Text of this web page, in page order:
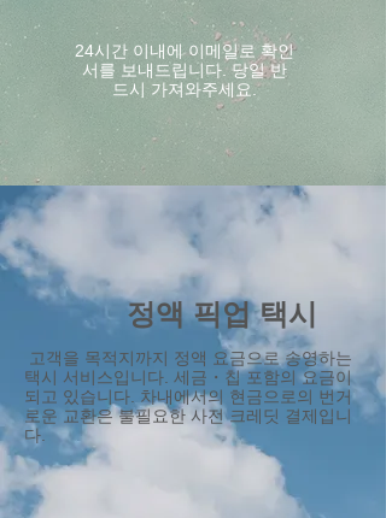
24시간 이내에 이메일로 확인
서를 보내드립니다. 당일 반
드시 가져와주세요.
정액 픽업 택시
​ 고객을 목적지까지 정액 요금으로 송영하는
택시 서비스입니다. 세금・칩 포함의 요금이
되고 있습니다. 차내에서의 현금으로의 번거
로운 교환은 불필요한 사전 크레딧 결제입니
다.